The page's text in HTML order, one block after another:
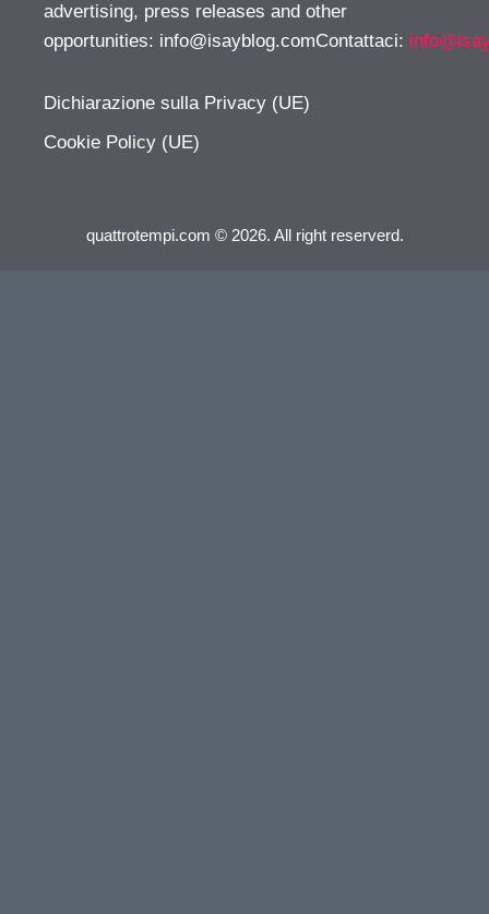
advertising, press releases and other
opportunities: info@isayblog.comContattaci:
Dichiarazione sulla Privacy (UE)
Cookie Policy (UE)
quattrotempi.com © 2026. All right reserverd.